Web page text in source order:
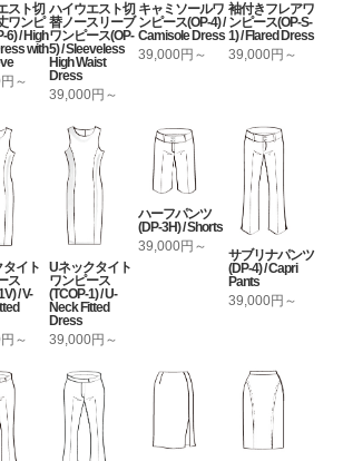
スト切
ワンピ
6) / High
with
～
ハイウエスト切
替ノースリーブ
ワンピース(OP-
5) / Sleeveless
High Waist
Dress
39,000円～
キャミソールワ
ンピース(OP-4) /
Camisole Dress
39,000円～
袖付きフレアワ
ンピース(OP-S-
1) / Flared Dress
39,000円～
タイト
ス
/ V-
～
Uネックタイト
ワンピース
(TCOP-1) / U-
Neck Fitted
Dress
39,000円～
ハーフパンツ
(DP-3H) / Shorts
39,000円～
サブリナパンツ
(DP-4) / Capri
Pants
39,000円～